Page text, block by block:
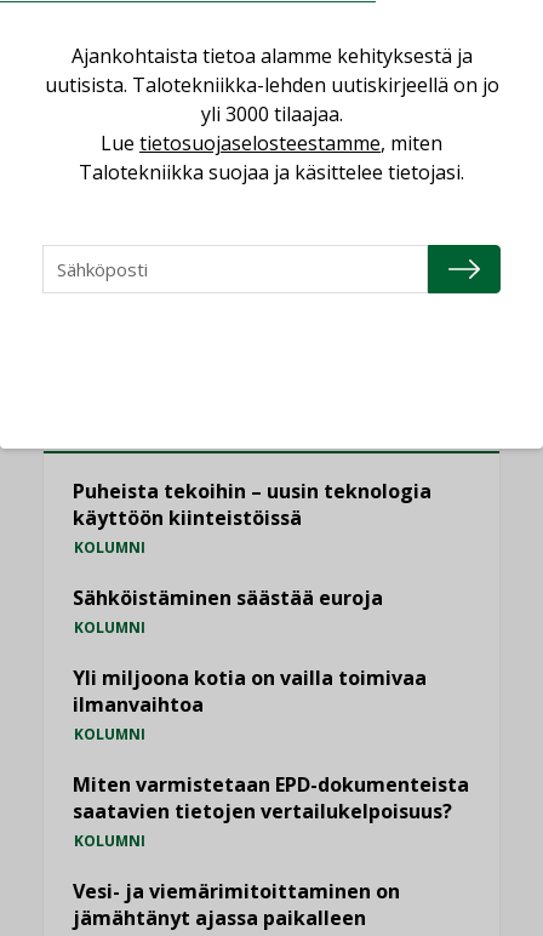
Puutteellinen eristys lisää lämpöhäviöitä
LEHDEN ARTIKKELIT
Kaivamattomat menetelmät
vakiinnuttavat asemansa taloyhtiöissä
KATSO KAIKKI
Puheista tekoihin – uusin teknologia
käyttöön kiinteistöissä
KOLUMNI
Sähköistäminen säästää euroja
KOLUMNI
Yli miljoona kotia on vailla toimivaa
ilmanvaihtoa
KOLUMNI
Miten varmistetaan EPD-dokumenteista
saatavien tietojen vertailukelpoisuus?
KOLUMNI
Vesi- ja viemärimitoittaminen on
jämähtänyt ajassa paikalleen
Ajankohtaista tietoa alamme kehityksestä ja
uutisista. Talotekniikka-lehden uutiskirjeellä on jo
yli 3000 tilaajaa.
Lue tietosuojaselosteestamme, miten
Talotekniikka suojaa ja käsittelee tietojasi.